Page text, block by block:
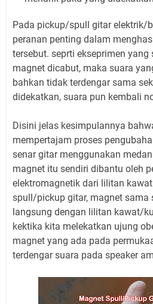
Pada pickup/spull gitar elektrik/
peranan penting dalam
tersebut. seprti ekseprimen yang
magnet dicabut, maka suara
bahkan tidak terdengar sama
didekatkan, suara pun kembali
Disini jelas kesimpulannya
mempertajam proses
senar gitar menggunakan
magnet itu sendiri dibantu oleh
elektromagnetik dari lilitan
spull/pickup gitar, magnet sama
langsung dengan lilitan kawat/
kektika kita melekatkan ujung
magnet yang ada pada
terdengar suara pada speaker